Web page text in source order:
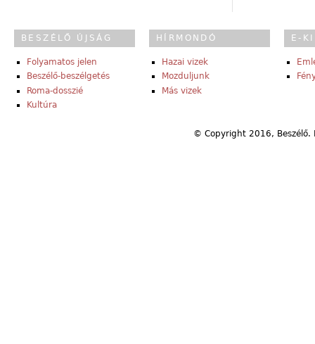
BESZÉLŐ ÚJSÁG
Folyamatos jelen
Beszélő-beszélgetés
Roma-dosszié
Kultúra
HÍRMONDÓ
Hazai vizek
Mozduljunk
Más vizek
E-
© Copyright 2016,